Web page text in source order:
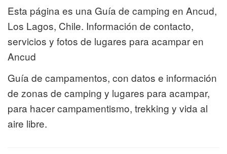
Esta página es una Guía de camping en Ancud,
Los Lagos, Chile. Información de contacto,
servicios y fotos de lugares para acampar en
Ancud
Guía de campamentos, con datos e información
de zonas de camping y lugares para acampar,
para hacer campamentismo, trekking y vida al
aire libre.